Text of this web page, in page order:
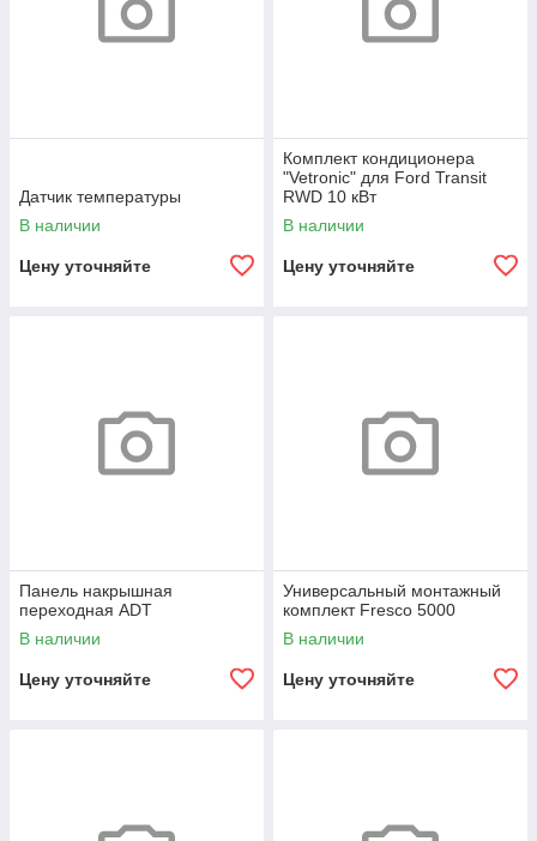
Датчик температуры
В наличии
Цену уточняйте
Комплект кондиционера
"Vetronic" для Ford Transit
RWD 10 кВт
В наличии
Цену уточняйте
Панель накрышная
переходная ADT
В наличии
Цену уточняйте
Универсальный монтажный
комплект Fresco 5000
В наличии
Цену уточняйте